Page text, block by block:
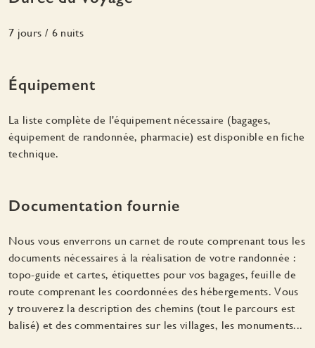
7 jours / 6 nuits
Équipement
La liste complète de l'équipement nécessaire (bagages,
équipement de randonnée, pharmacie) est disponible en fiche
technique.
Documentation fournie
Nous vous enverrons un carnet de route comprenant tous les
documents nécessaires à la réalisation de votre randonnée :
topo-guide et cartes, étiquettes pour vos bagages, feuille de
route comprenant les coordonnées des hébergements. Vous
y trouverez la description des chemins (tout le parcours est
balisé) et des commentaires sur les villages, les monuments...